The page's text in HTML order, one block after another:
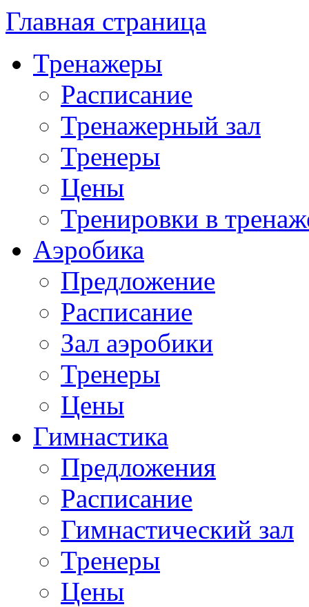
Главная страница
Тренажеры
Расписание
Тренажерный зал
Тренеры
Цены
Тренировки в
Аэробика
Предложение
Расписание
Зал аэробики
Тренеры
Цены
Гимнастика
Предложения
Расписание
Гимнастический зал
Тренеры
Цены